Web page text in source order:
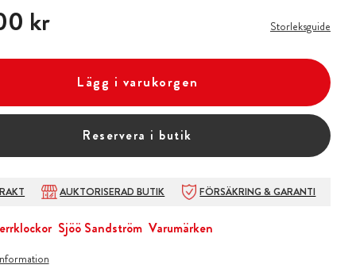
kr kr Storleksguide
Lägg i varukorgen
Reservera i butik
AUKTORISERAD BUTIK FÖRSÄKRING & GARANTI
Sjöö Sandström Varumärken